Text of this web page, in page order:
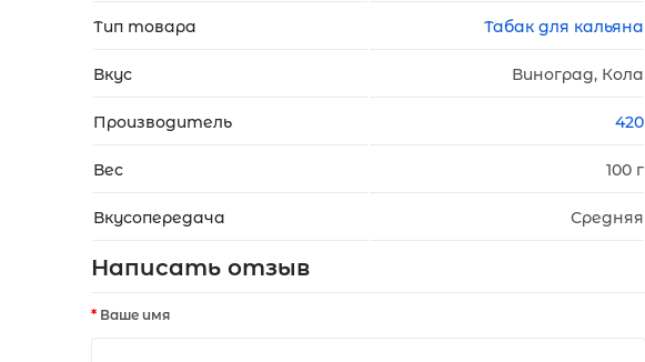
Тип товара Табак для кальяна
Вкус Виноград, Кола
Производитель 420
Вес 100 г
Вкусопередача Средняя
Написать отзыв
Ваше имя